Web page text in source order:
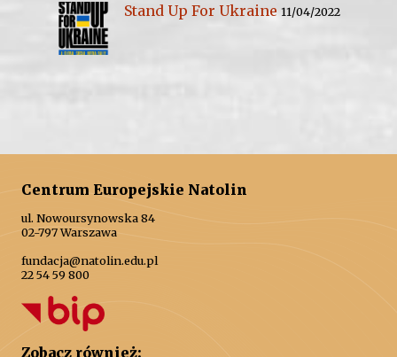
Stand Up For Ukraine 11/04/2022
Centrum Europejskie Natolin
ul. Nowoursynowska 84
02-797 Warszawa
fundacja@natolin.edu.pl
22 54 59 800
Zobacz również: